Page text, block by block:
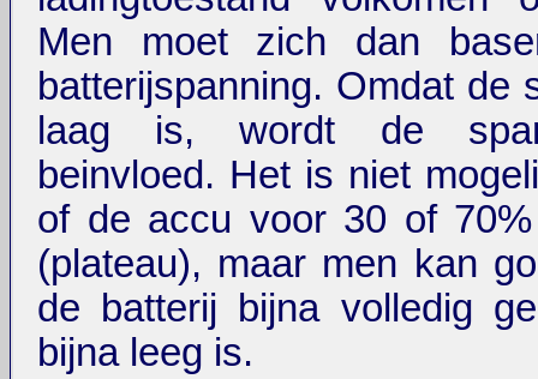
Men moet zich dan
batterijspanning. Omdat de
laag is, wordt de
beinvloed. Het is niet
of de accu voor 30 of
(plateau), maar men kan
de batterij bijna volledig
bijna leeg is.